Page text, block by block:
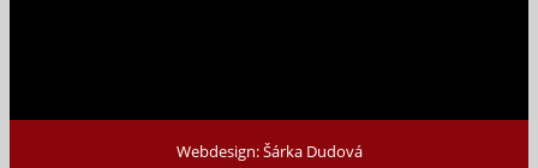
Webdesign: Šárka Dudová